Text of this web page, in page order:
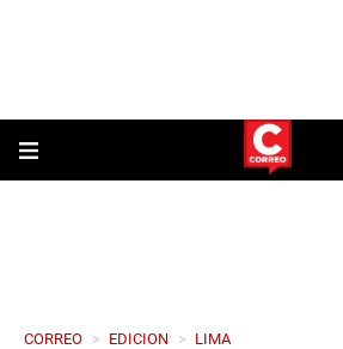
CORREO > EDICION > LIMA